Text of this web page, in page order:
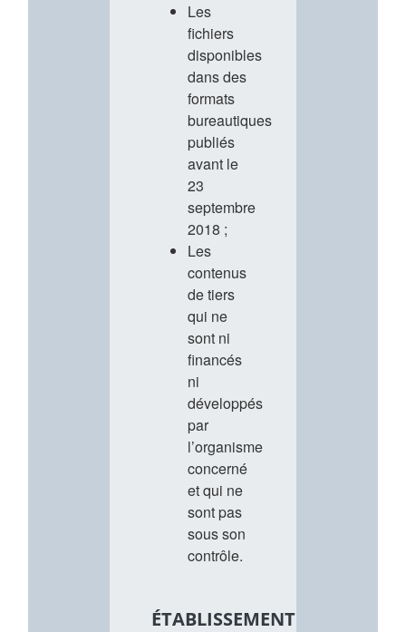
Les
fichiers
disponibles
dans des
formats
bureautiques
publiés
avant le
23
septembre
2018 ;
Les
contenus
de tiers
qui ne
sont ni
financés
ni
développés
par
l’organisme
concerné
et qui ne
sont pas
sous son
contrôle.
ÉTABLISSEMENT